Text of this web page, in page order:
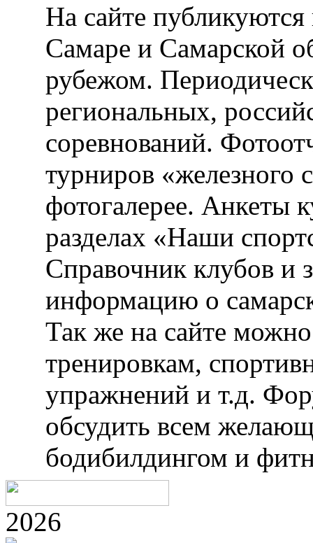
На сайте публикуются
Самаре и Самарской
рубежом.
региональных,
соревнований.
турниров «железного
фотогалерее. Анкеты
разделах «Наши
Справочник клубов и
информацию о
Так же на сайте
тренировкам,
упражнений и т.д.
обсудить всем
бодибилдингом и
2026